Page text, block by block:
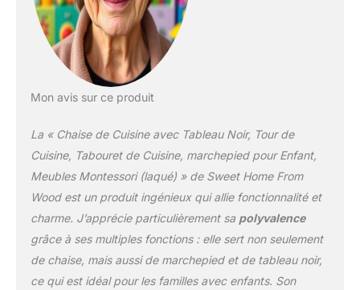
de cuisine pour cuisiner,
nettoyer, se laver les
mains et se brosser les
LES COMPÉTENCES
marchepied pour tout-
petits améliore à la fois la
motricité fine et la
motricité globale grâce à
lavage, le tri, le mélange,
la découpe et le
pétrissage de la pâte
Mon avis sur ce produit
La « Chaise de Cuisine avec Tableau Noir, Tour de
Cuisine, Tabouret de Cuisine, marchepied pour Enfant,
Meubles Montessori (laqué) » de Sweet Home From
Wood est un produit ingénieux qui allie fonctionnalité et
charme. J’apprécie particulièrement sa polyvalence
grâce à ses multiples fonctions : elle sert non seulement
de chaise, mais aussi de marchepied et de tableau noir,
ce qui est idéal pour les familles avec enfants. Son